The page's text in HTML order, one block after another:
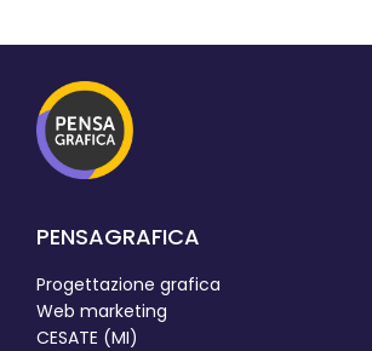
PENSAGRAFICA
Progettazione grafica
Web marketing
CESATE (MI)